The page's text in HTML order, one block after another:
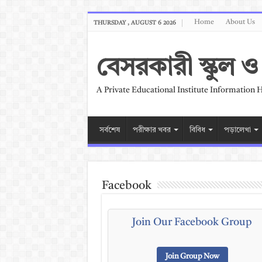
THURSDAY , AUGUST 6 2026 Home About Us
বেসরকারী স্কুল
A Private Educational Institute Information
সর্বশেষ পরীক্ষার খবর বিবিধ পড়ালেখা
Facebook
Join Our Facebook Group
Join Group Now